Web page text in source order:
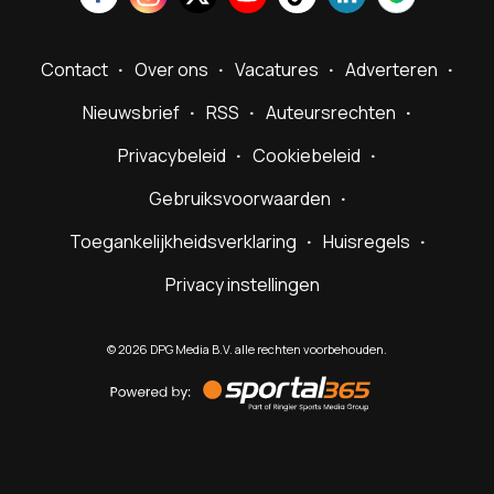
Contact Over ons Vacatures
Adverteren
Nieuwsbrief
RSS
Auteursrechten
Privacybeleid
Cookiebeleid
Gebruiksvoorwaarden
Toegankelijkheidsverklaring
Huisregels
Privacy instellingen
©2026 DPG Media B.V. alle rechten voorbehouden.
by
Sportal365